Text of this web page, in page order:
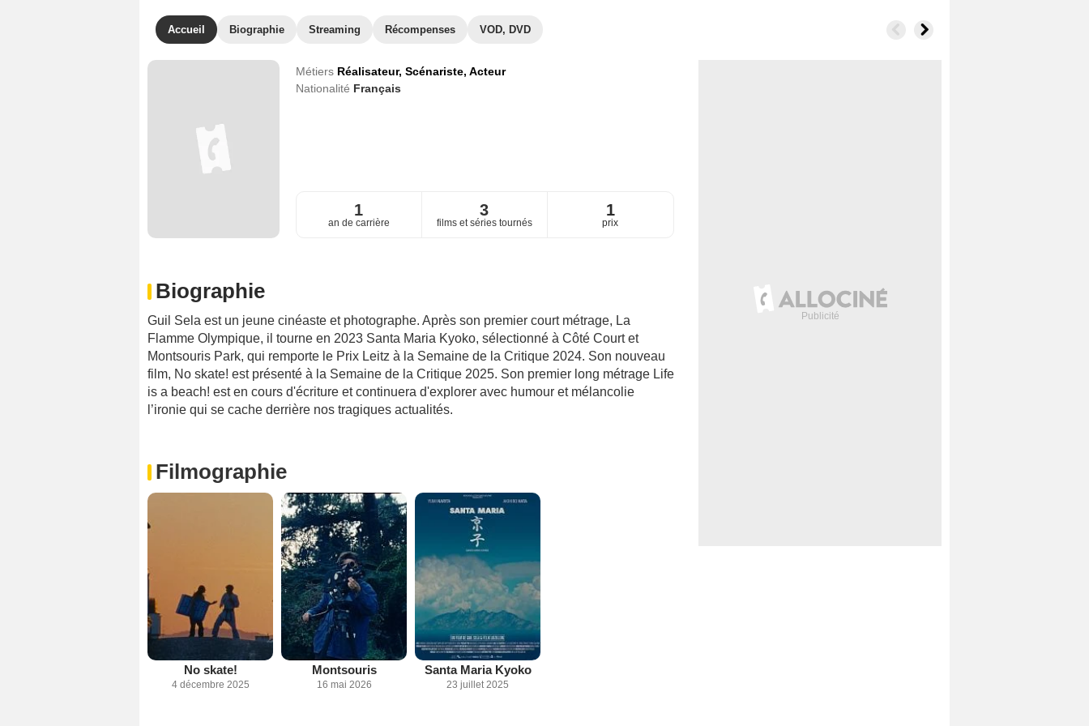
Accueil Biographie Streaming Récompenses VOD, DVD
Métiers Réalisateur, Scénariste, Acteur
Nationalité Français
1
an de carrière
3
films et séries tournés
1
prix
Biographie
Guil Sela est un jeune cinéaste et photographe. Après son premier court métrage, La
Flamme Olympique, il tourne en 2023 Santa Maria Kyoko, sélectionné à Côté Court et
Montsouris Park, qui remporte le Prix Leitz à la Semaine de la Critique 2024. Son nouveau
film, No skate! est présenté à la Semaine de la Critique 2025. Son premier long métrage Life
is a beach! est en cours d'écriture et continuera d'explorer avec humour et mélancolie
l’ironie qui se cache derrière nos tragiques actualités.
Filmographie
No skate!
4 décembre 2025
Montsouris
16 mai 2026
Santa Maria Kyoko
23 juillet 2025